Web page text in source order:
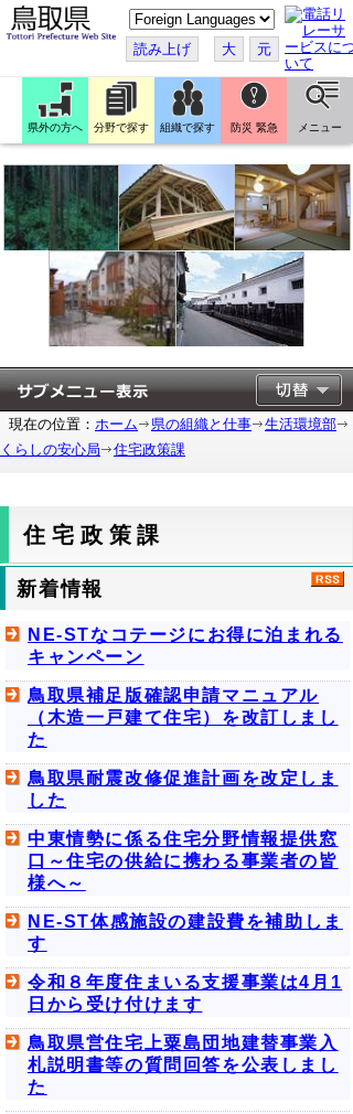
こ
の
ペ
ー
ジ
翻
訳
す
る
読み上げ 大 元
県外の方へ 分野で探す 組織で探す 防災 緊急 メニュー
現在の位置： ホーム 県の組織と仕事
生活環境部
くらしの安心局
住宅政策課
住宅政策課
新着情報
NE-STなコテージにお得に泊まれる
キャンペーン
鳥取県補足版確認申請マニュアル
（木造一戸建て住宅）を改訂しまし
た
鳥取県耐震改修促進計画を改定しま
した
中東情勢に係る住宅分野情報提供窓
口～住宅の供給に携わる事業者の皆
様へ～
NE-ST体感施設の建設費を補助しま
す
令和８年度住まいる支援事業は4月1
日から受け付けます
鳥取県営住宅上粟島団地建替事業入
札説明書等の質問回答を公表しまし
た